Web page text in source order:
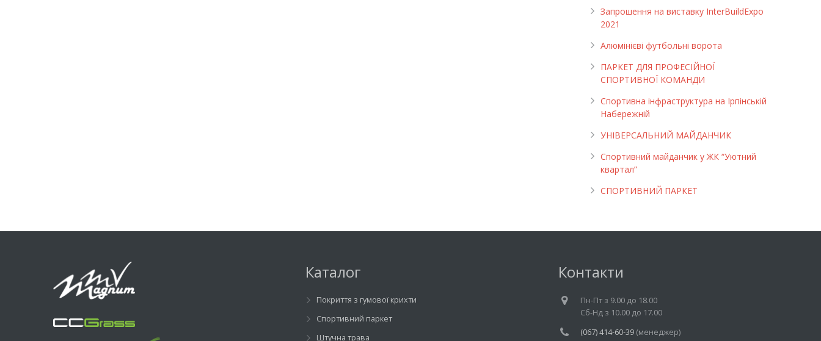
Запрошення на виставку InterBuildExpo
2021
Алюмінієві футбольні ворота
ПАРКЕТ ДЛЯ ПРОФЕСІЙНОЇ
СПОРТИВНОЇ КОМАНДИ
Спортивна інфраструктура на Ірпінській
Набережній
УНІВЕРСАЛЬНИЙ МАЙДАНЧИК
Cпортивний майданчик у ЖК “Уютний
квартал”
СПОРТИВНИЙ ПАРКЕТ
Каталог
Покриття з гумової крихти
Спортивний паркет
Штучна трава
Контакти
Пн-Пт з 9.00 до 18.00
Cб-Нд з 10.00 до 17.00
(067) 414-60-39(менеджер)